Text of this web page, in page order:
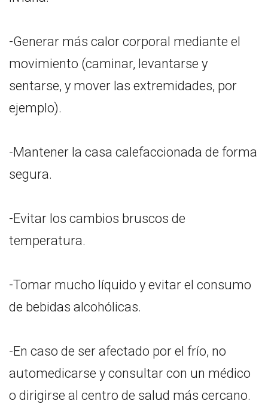
-Generar más calor corporal mediante el
movimiento (caminar, levantarse y
sentarse, y mover las extremidades, por
ejemplo).
-Mantener la casa calefaccionada de forma
segura.
-Evitar los cambios bruscos de
temperatura.
-Tomar mucho líquido y evitar el consumo
de bebidas alcohólicas.
-En caso de ser afectado por el frío, no
automedicarse y consultar con un médico
o dirigirse al centro de salud más cercano.